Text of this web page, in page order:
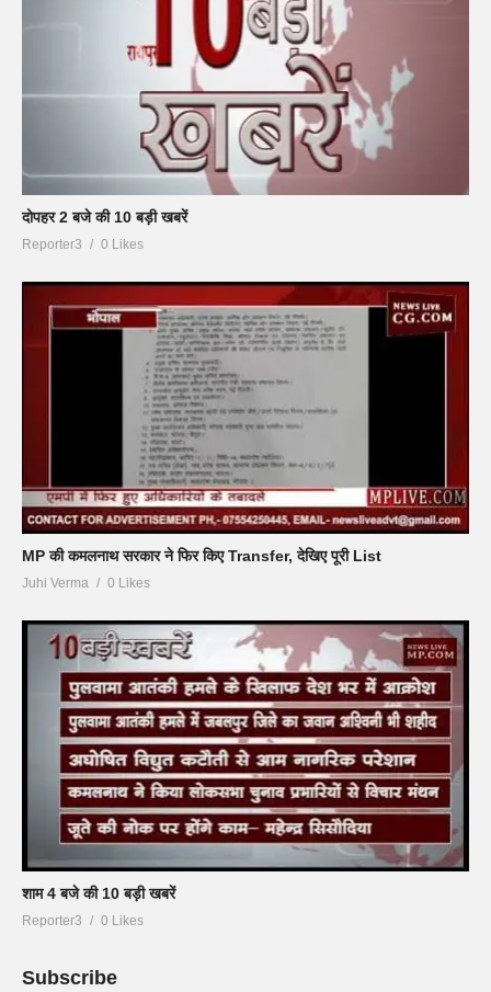
दोपहर 2 बजे की 10 बड़ी खबरें
Reporter3 0 Likes
MP की कमलनाथ सरकार ने फिर किए Transfer, देखिए पूरी List
Juhi Verma 0 Likes
शाम 4 बजे की 10 बड़ी खबरें
Reporter3 0 Likes
Subscribe